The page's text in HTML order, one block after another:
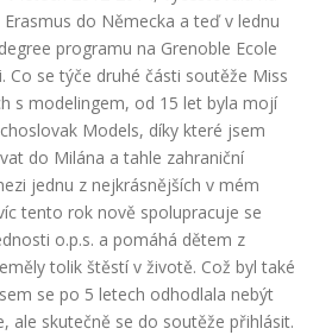
do Německa a teď v lednu
programu na Grenoble Ecole
Co se týče druhé části soutěže Miss
s modelingem, od 15 let byla mojí
Models, díky které jsem
do Milána a tahle zahraniční
jednu z nejkrásnějších v mém
tento rok nově spolupracuje se
o.p.s. a pomáhá dětem z
tolik štěstí v životě. Což byl také
se po 5 letech odhodlala nebýt
ale skutečně se do soutěže přihlásit.